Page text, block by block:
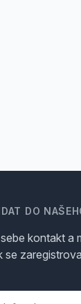
DO
kontakt a
se